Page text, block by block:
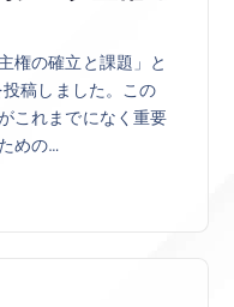
権の確立と課題」と
稿しました。この
これまでになく重要
めの…